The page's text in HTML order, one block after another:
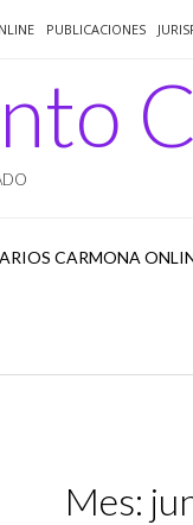
PUBLICACIONES
CARMONA
Mes: